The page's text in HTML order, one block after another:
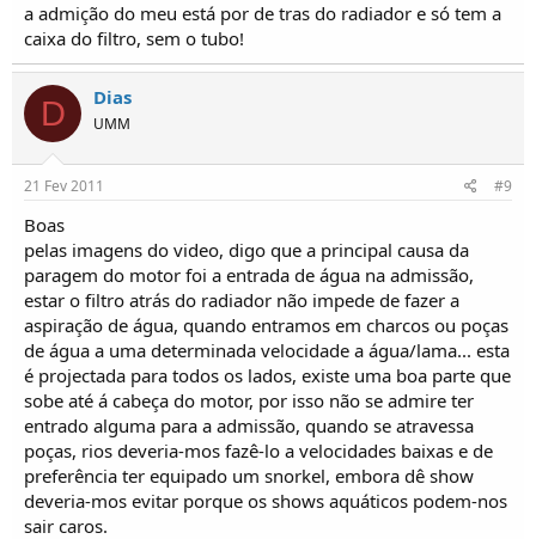
a admição do meu está por de tras do radiador e só tem a
caixa do filtro, sem o tubo!
D Dias
UMM
21 Fev 2011 #9
Boas
pelas imagens do video, digo que a principal causa da
paragem do motor foi a entrada de água na admissão,
estar o filtro atrás do radiador não impede de fazer a
aspiração de água, quando entramos em charcos ou poças
de água a uma determinada velocidade a água/lama... esta
é projectada para todos os lados, existe uma boa parte que
sobe até á cabeça do motor, por isso não se admire ter
entrado alguma para a admissão, quando se atravessa
poças, rios deveria-mos fazê-lo a velocidades baixas e de
preferência ter equipado um snorkel, embora dê show
deveria-mos evitar porque os shows aquáticos podem-nos
sair caros.